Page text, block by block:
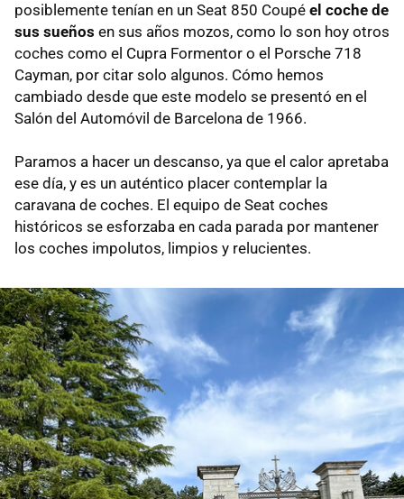
posiblemente tenían en un Seat 850 Coupé el coche de
sus sueños en sus años mozos, como lo son hoy otros
coches como el Cupra Formentor o el Porsche 718
Cayman, por citar solo algunos. Cómo hemos
cambiado desde que este modelo se presentó en el
Salón del Automóvil de Barcelona de 1966.
Paramos a hacer un descanso, ya que el calor apretaba
ese día, y es un auténtico placer contemplar la
caravana de coches. El equipo de Seat coches
históricos se esforzaba en cada parada por mantener
los coches impolutos, limpios y relucientes.